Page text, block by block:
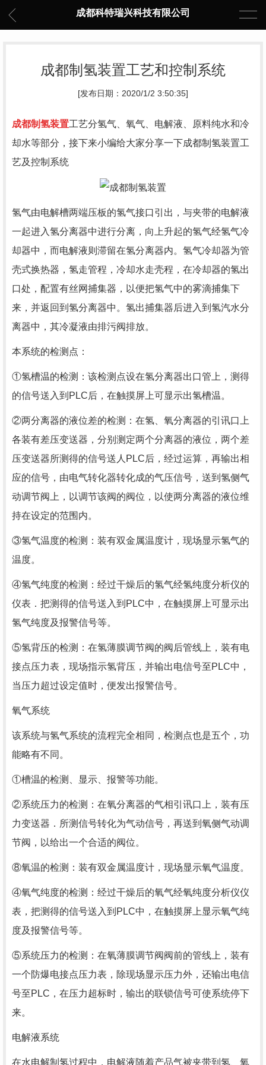
成都科特瑞兴科技有限公司
成都制氢装置工艺和控制系统
[发布日期：2020/1/2 3:50:35]
成都制氢装置工艺分氢气、氧气、电解液、原料纯水和冷
却水等部分，接下来小编给大家分享一下成都制氢装置工
艺及控制系统
氢气由电解槽两端压板的氢气接口引出，与夹带的电解液
一起进入氢分离器中进行分离，向上升起的氢气经氢气冷
却器中，而电解液则滞留在氢分离器内。氢气冷却器为管
壳式换热器，氢走管程，冷却水走壳程，在冷却器的氢出
口处，配置有丝网捕集器，以便把氢气中的雾滴捕集下
来，并返回到氢分离器中。氢出捕集器后进入到氢汽水分
离器中，其冷凝液由排污阀排放。
本系统的检测点：
①氢槽温的检测：该检测点设在氢分离器出口管上，测得
的信号送入到PLC后，在触摸屏上可显示出氢槽温。
②两分离器的液位差的检测：在氢、氧分离器的引讯口上
各装有差压变送器，分别测定两个分离器的液位，两个差
压变送器所测得的信号送人PLC后，经过运算，再输出相
应的信号，由电气转化器转化成的气压信号，送到氢侧气
动调节阀上，以调节该阀的阀位，以使两分离器的液位维
持在设定的范围内。
③氢气温度的检测：装有双金属温度计，现场显示氢气的
温度。
④氢气纯度的检测：经过干燥后的氢气经氢纯度分析仪的
仪表．把测得的信号送入到PLC中，在触摸屏上可显示出
氢气纯度及报警信号等。
⑤氢背压的检测：在氢薄膜调节阀的阀后管线上，装有电
接点压力表，现场指示氢背压，并输出电信号至PLC中，
当压力超过设定值时，便发出报警信号。
氧气系统
该系统与氢气系统的流程完全相同，检测点也是五个，功
能略有不同。
①槽温的检测、显示、报警等功能。
②系统压力的检测：在氧分离器的气相引讯口上，装有压
力变送器．所测信号转化为气动信号，再送到氧侧气动调
节阀，以给出一个合适的阀位。
⑧氧温的检测：装有双金属温度计，现场显示氧气温度。
④氧气纯度的检测：经过干燥后的氧气经氧纯度分析仪仪
表，把测得的信号送入到PLC中，在触摸屏上显示氧气纯
度及报警信号等。
⑤系统压力的检测：在氧薄膜调节阀阀前的管线上，装有
一个防爆电接点压力表，除现场显示压力外，还输出电信
号至PLC，在压力超标时，输出的联锁信号可使系统停下
来。
电解液系统
在水电解制氢过程中，电解液随着产品气被夹带到氢、氧